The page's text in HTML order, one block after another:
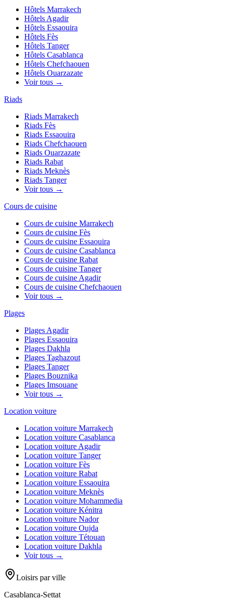
Hôtels Marrakech
Hôtels Agadir
Hôtels Essaouira
Hôtels Fès
Hôtels Tanger
Hôtels Casablanca
Hôtels Chefchaouen
Hôtels Ouarzazate
Voir tous →
Riads
Riads Marrakech
Riads Fès
Riads Essaouira
Riads Chefchaouen
Riads Ouarzazate
Riads Rabat
Riads Meknès
Riads Tanger
Voir tous →
Cours de cuisine
Cours de cuisine Marrakech
Cours de cuisine Fès
Cours de cuisine Essaouira
Cours de cuisine Casablanca
Cours de cuisine Rabat
Cours de cuisine Tanger
Cours de cuisine Agadir
Cours de cuisine Chefchaouen
Voir tous →
Plages
Plages Agadir
Plages Essaouira
Plages Dakhla
Plages Taghazout
Plages Tanger
Plages Bouznika
Plages Imsouane
Voir tous →
Location voiture
Location voiture Marrakech
Location voiture Casablanca
Location voiture Agadir
Location voiture Tanger
Location voiture Fès
Location voiture Rabat
Location voiture Essaouira
Location voiture Meknès
Location voiture Mohammedia
Location voiture Kénitra
Location voiture Nador
Location voiture Oujda
Location voiture Tétouan
Location voiture Dakhla
Voir tous →
Loisirs par ville
Casablanca-Settat